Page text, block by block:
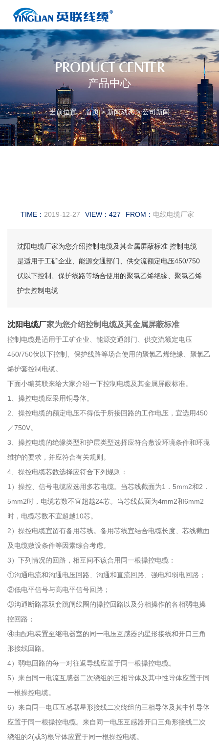
PRODUCT CENTER
产品中心
当前位置：首页>新闻动态>公司新闻
TIME： 2019-12-27 VIEW： 427 FROM： 电线电缆厂家
沈阳电缆厂家为您介绍控制电缆及其金属屏蔽标准 控制电缆
是适用于工矿企业、能源交通部门、供交流额定电压450/750
伏以下控制、保护线路等场合使用的聚氯乙烯绝缘、聚氯乙烯
护套控制电缆
沈阳电缆厂家为您介绍控制电缆及其金属屏蔽标准
控制电缆是适用于工矿企业、能源交通部门、供交流额定电压
450/750伏以下控制、保护线路等场合使用的聚氯乙烯绝缘、聚氯乙
烯护套控制电缆。
下面小编英联来给大家介绍一下控制电缆及其金属屏蔽标准。
1、操控电缆应采用铜导体。
2、操控电缆的额定电压不得低于所接回路的工作电压，宜选用450
／750V。
3、操控电缆的绝缘类型和护层类型选择应符合敷设环境条件和环境
维护的要求，并应符合有关规则。
4、操控电缆芯数选择应符合下列规则：
1）操控、信号电缆应选用多芯电缆。当芯线截面为1．5mm2和2．
5mm2时，电缆芯数不宜超越24芯。当芯线截面为4mm2和6mm2
时，电缆芯数不宜超越10芯。
2）操控电缆宜留有备用芯线。备用芯线宜结合电缆长度、芯线截面
及电缆敷设条件等因素综合考虑。
3）下列情况的回路，相互间不该合用同一根操控电缆：
①沟通电流和沟通电压回路、沟通和直流回路、强电和弱电回路；
②低电平信号与高电平信号回路；
③沟通断路器双套跳闸线圈的操控回路以及分相操作的各相弱电操
控回路；
④由配电装置至继电器室的同一电压互感器的星形接线和开口三角
形接线回路。
4）弱电回路的每一对往返导线应置于同一根操控电缆。
5）来自同一电流互感器二次绕组的三相导体及其中性导体应置于同
一根操控电缆。
6）来自同一电压互感器星形接线二次绕组的三相导体及其中性导体
应置于同一根操控电缆。来自同一电压互感器开口三角形接线二次
绕组的2(或3)根导体应置于同一根操控电缆。